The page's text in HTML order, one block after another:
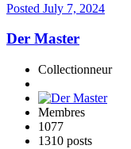
Posted July 7, 2024
Der Master
Collectionneur
Membres
1077
1310 posts